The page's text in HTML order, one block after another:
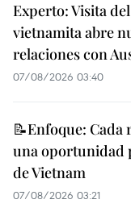
Experto: Visita
vietnamita abre
relaciones con
07/08/2026 03:40
📝Enfoque:
una oportunidad
de Vietnam
07/08/2026 03:21